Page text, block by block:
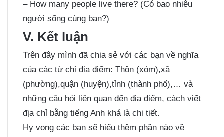
– How many people live there? (Có bao nhiêu
người sống cùng bạn?)
V. Kết luận
Trên đây mình đã chia sẻ với các bạn về nghĩa
của các từ chỉ địa điểm: Thôn (xóm),xã
(phường),quận (huyện),tỉnh (thành phố),… và
những câu hỏi liên quan đến địa điểm, cách viết
địa chỉ bằng tiếng Anh khá là chi tiết.
Hy vọng các bạn sẽ hiểu thêm phần nào về